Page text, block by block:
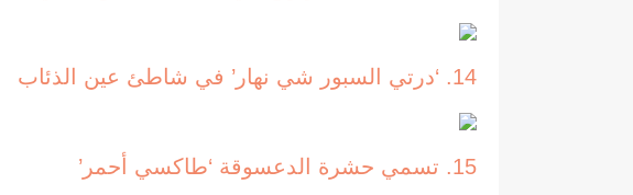
14. ‘درتي السبور شي نهار’ في شاطئ عين الذئاب
15. تسمي حشرة الدعسوقة ‘طاكسي أحمر’